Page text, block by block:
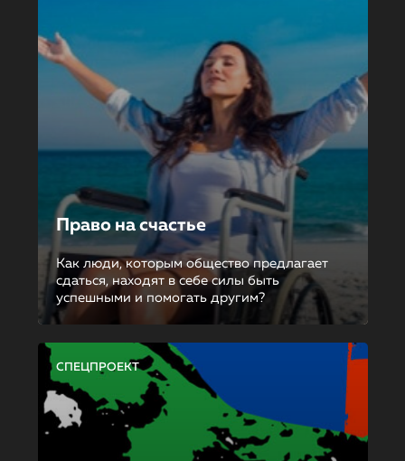
Право на счастье
Как люди, которым общество предлагает
сдаться, находят в себе силы быть
успешными и помогать другим?
СПЕЦПРОЕКТ